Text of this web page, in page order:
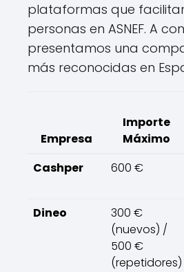
plataformas que
personas en ASNEF. A
presentamos una
más reconocidas en
Empresa
Importe
Máximo
Cashper
600 €
Dineo
300 €
(nuevos) /
500 €
(repetidores)